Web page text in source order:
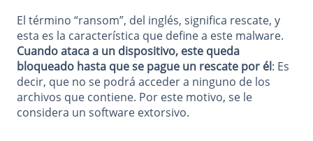
El término “ransom”, del inglés, significa rescate, y
esta es la característica que define a este malware.
Cuando ataca a un dispositivo, este queda
bloqueado hasta que se pague un rescate por él: Es
decir, que no se podrá acceder a ninguno de los
archivos que contiene. Por este motivo, se le
considera un software extorsivo.